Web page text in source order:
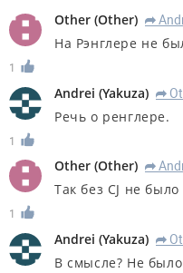
Other (Other) R
На Рэнглере не
1
Andrei (Yakuza) R
Речь о ренглере.
1
Other (Other) R
Так без CJ не
1
Andrei (Yakuza) R
В смысле? Не